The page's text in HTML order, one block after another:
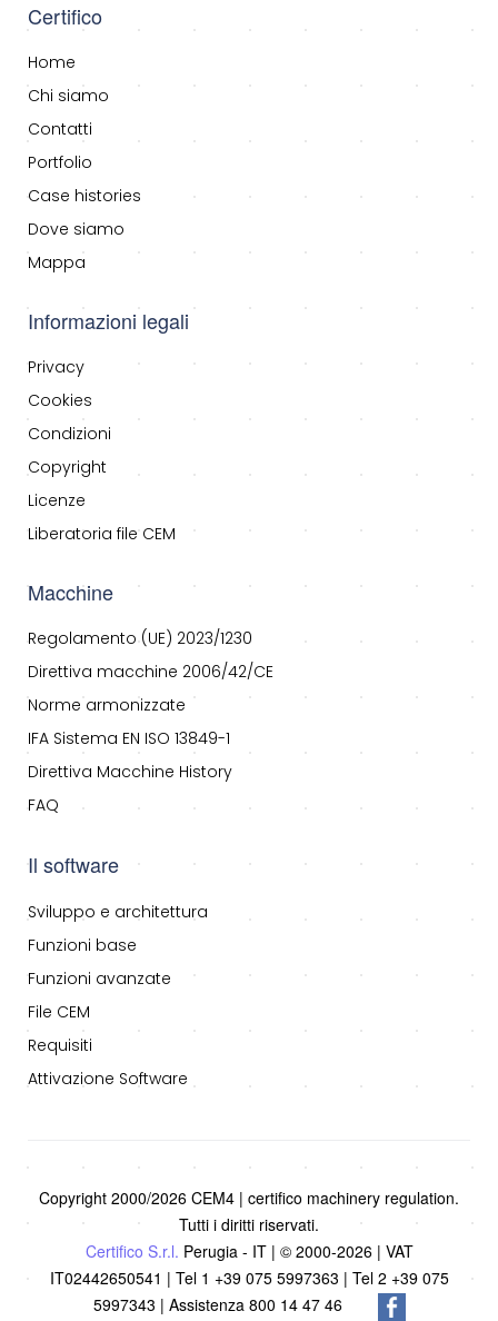
Certifico
Home
Chi siamo
Contatti
Portfolio
Case histories
Dove siamo
Mappa
Informazioni legali
Privacy
Cookies
Condizioni
Copyright
Licenze
Liberatoria file CEM
Macchine
Regolamento (UE) 2023/1230
Direttiva macchine 2006/42/CE
Norme armonizzate
IFA Sistema EN ISO 13849-1
Direttiva Macchine History
FAQ
Il software
Sviluppo e architettura
Funzioni base
Funzioni avanzate
File CEM
Requisiti
Attivazione Software
Copyright 2000/2026 CEM4 | certifico machinery regulation.
Tutti i diritti riservati.
Certifico S.r.l. Perugia - IT | © 2000-2026 | VAT
IT02442650541 | Tel 1 +39 075 5997363 | Tel 2 +39 075
5997343 | Assistenza 800 14 47 46